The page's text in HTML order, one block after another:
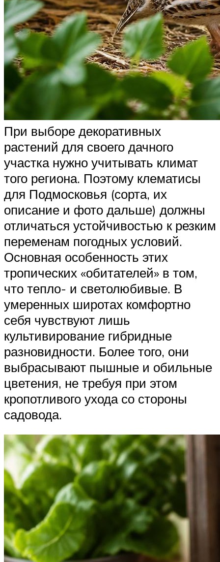
При выборе декоративных
растений для своего дачного
участка нужно учитывать климат
того региона. Поэтому клематисы
для Подмосковья (сорта, их
описание и фото дальше) должны
отличаться устойчивостью к резким
переменам погодных условий.
Основная особенность этих
тропических «обитателей» в том,
что тепло- и светолюбивые. В
умеренных широтах комфортно
себя чувствуют лишь
культивирование гибридные
разновидности. Более того, они
выбрасывают пышные и обильные
цветения, не требуя при этом
кропотливого ухода со стороны
садовода.